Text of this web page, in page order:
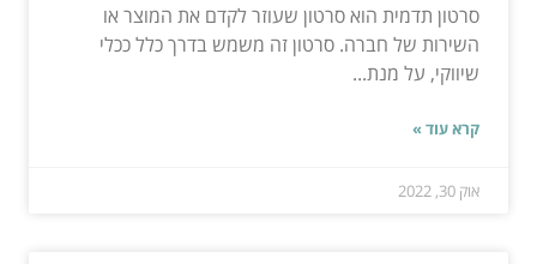
סרטון תדמית הוא סרטון שעוזר לקדם את המוצר או
השירות של חברה. סרטון זה משמש בדרך כלל ככלי
שיווקי, על מנת...
קרא עוד »
אוק 30, 2022